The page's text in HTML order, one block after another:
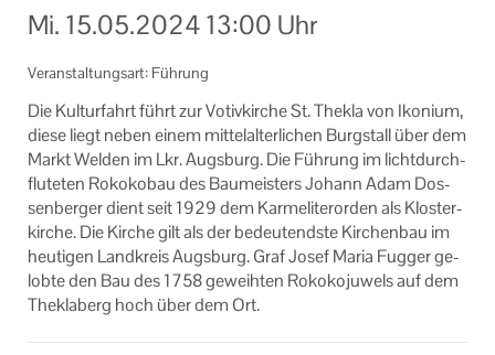
Mi. 15.05.202413:00 Uhr
Veranstaltungsart: Führung
Die Kul­tur­fahrt führt zur Vo­tiv­kir­che St. Thek­la von Iko­ni­um,
diese liegt neben einem mit­tel­al­ter­li­chen Burg­stall über dem
Markt Wel­den im Lkr. Augs­burg. Die Füh­rung im licht­durch­
flu­te­ten Ro­ko­ko­bau des Bau­meis­ters Jo­hann Adam Dos­
sen­ber­ger dient seit 1929 dem Kar­me­li­ter­or­den als Klos­ter­
kir­che. Die Kir­che gilt als der be­deu­tends­te Kir­chen­bau im
heu­ti­gen Land­kreis Augs­burg. Graf Josef Maria Fug­ger ge­
lob­te den Bau des 1758 ge­weih­ten Ro­ko­ko­ju­wels auf dem
The­kla­berg hoch über dem Ort.
Eltern-Kind-Gruppen
Veranstaltungsorte der KEB Kaufbeuren
Formulare
Links
Unser Auftrag
Machen Sie mit!
Ihr Kontakt zu uns